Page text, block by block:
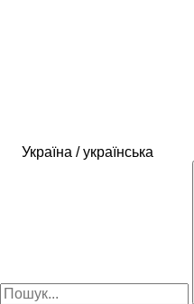
Україна / українська